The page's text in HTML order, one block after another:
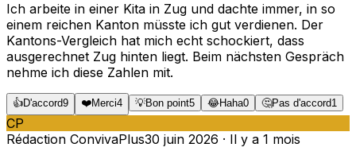
Ich arbeite in einer Kita in Zug und dachte immer, in so
einem reichen Kanton müsste ich gut verdienen. Der
Kantons-Vergleich hat mich echt schockiert, dass
ausgerechnet Zug hinten liegt. Beim nächsten Gespräch
nehme ich diese Zahlen mit.
👍D'accord9 ❤️Merci4 💡Bon point5 😂Haha0 🤔Pas d'accord1
CP
Rédaction ConvivaPlus30 juin 2026 · Il y a 1 mois